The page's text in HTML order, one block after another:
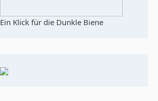
Ein Klick für die Dunkle Biene